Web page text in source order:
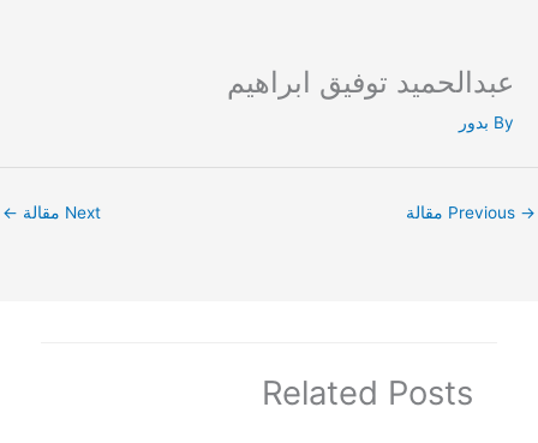
Skip
content
عبدالحميد توفيق ابراهيم
By بدور
→ Next مقالة ←
Related Posts